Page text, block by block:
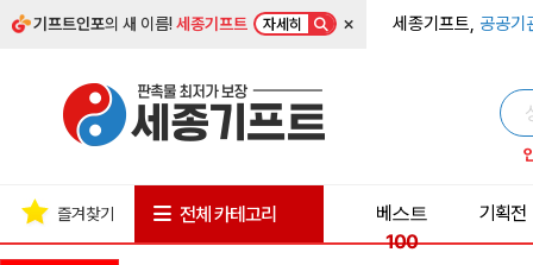
기프트인포의 새 이름!세종기프트 자세히 × 세종기프트, 공공기
즐겨찾기 전체 카테고리
베스트
100
기획전